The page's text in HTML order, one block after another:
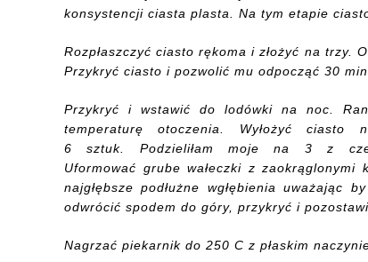
konsystencji ciasta plasta. Na tym etapie
Rozpłaszczyć ciasto rękoma i złożyć na trzy.
Przykryć ciasto i pozwolić mu odpocząć 30
Przykryć i wstawić do lodówki na noc. R
temperaturę otoczenia. Wyłożyć ciasto
6
sztuk. Podzieliłammoje na 3 z
Uformować grube wałeczki z zaokrąglonymi
najgłębsze podłużne wgłębienia uważając
odwrócić spodem do góry, przykryć i
Nagrzać piekarnik do 250 C z płaskim